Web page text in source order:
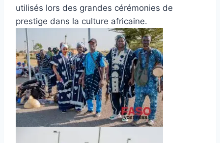
utilisés lors des grandes cérémonies de
prestige dans la culture africaine.